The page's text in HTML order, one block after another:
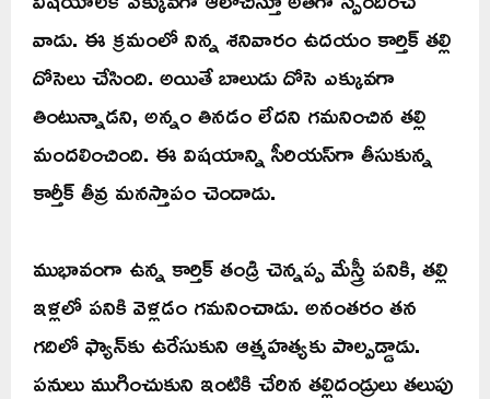
వాడు. ఈ క్రమంలో నిన్న శనివారం ఉదయం కార్తిక్‌ తల్లి
దోసెలు చేసింది. అయితే బాలుడు దోసె ఎక్కువగా
తింటున్నాడని, అన్నం తినడం లేదని గమనించిన తల్లి
మందలించింది. ఈ విషయాన్ని సీరియస్‌గా తీసుకున్న
కార్తీక్‌ తీవ్ర మనస్తాపం చెందాడు.
ముభావంగా ఉన్న కార్తిక్‌ తండ్రి చెన్నప్ప మేస్త్రీ పనికి, తల్లి
ఇళ్లలో పనికి వెళ్లడం గమనించాడు. అనంతరం తన
గదిలో ఫ్యాన్‌కు ఉరేసుకుని ఆత్మహత్యకు పాల్పడ్డాడు.
పనులు ముగించుకుని ఇంటికి చేరిన తల్లిదండ్రులు తలుపు